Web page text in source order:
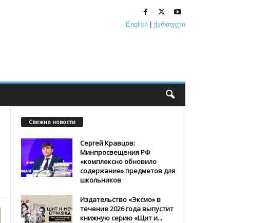
English| ქართული
Свежие новости
Сергей Кравцов:
Минпросвещения РФ
«комплексно обновило
содержание» предметов для
школьников
Издательство «Эксмо» в
течение 2026 года выпустит
книжную серию «Щит и...